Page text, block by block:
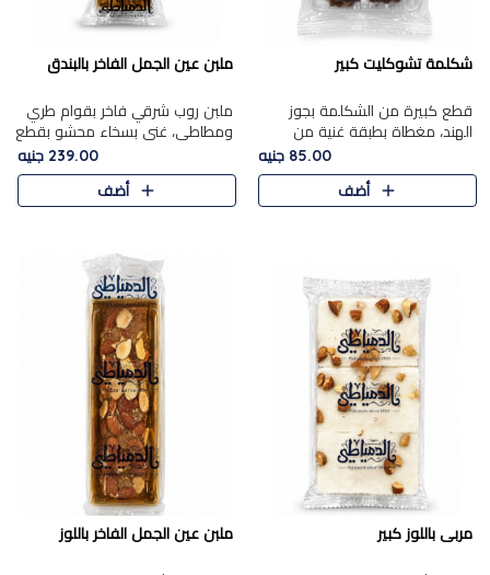
شكلمة تشوكليت كبير
قطع كبيرة من الشكلمة بجوز
الهند، مغطاة بطبقة غنية من
الشوكولاتة الفاخرة لتجمع بين
القوام الطري من الداخل مركز جوز
الهند المطاطي والمذاق الغن..
85.00 جنيه
أضف
ملبن عين الجمل الفاخر بالبندق
ملبن روب شرقي فاخر بقوام طري
ومطاطي، غني بسخاء محشو بقطع
عين الجمل والبندق المحمص التي
تضيف قرمشة مميزة مُرضية
ونكهة جوزية غنية في كل
239.00 جنيه
أضف
مربى باللوز كبير ملبن عين الجمل الفاخر باللوز